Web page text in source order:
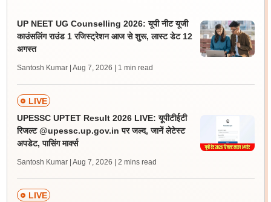
UP NEET UG Counselling 2026: यूपी नीट यूजी
काउंसलिंग राउंड 1 रजिस्ट्रेशन आज से शुरू, लास्ट डेट 12
अगस्त
Santosh Kumar | Aug 7, 2026 | 1 min read
LIVE
UPESSC UPTET Result 2026 LIVE: यूपीटीईटी
रिजल्ट @upessc.up.gov.in पर जल्द, जानें लेटेस्ट
अपडेट, पासिंग मार्क्स
Santosh Kumar | Aug 7, 2026 | 2 mins read
LIVE